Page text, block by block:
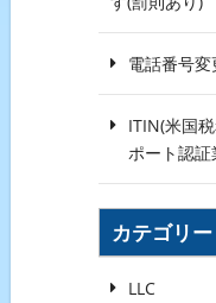
電話番号
ITIN(米国
ポート認
カテゴリー
LLC